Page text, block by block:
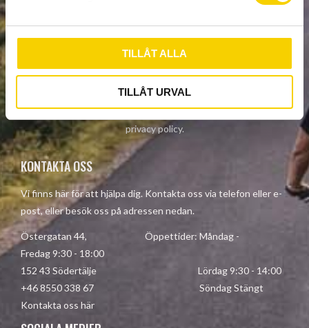
a
l
TILLÅT ALLA
TILLÅT URVAL
SUBSCRIBE
Your personal information is processed in accordance with our
privacy policy.
KONTAKTA OSS
Vi finns här för att hjälpa dig. Kontakta oss via telefon eller e-
post, eller besök oss på adressen nedan.
Östergatan 44, Öppettider: Måndag -
Fredag 9:30 - 18:00
152 43 Södertälje Lördag 9:30 - 14:00
+46 8550 338 67 Söndag Stängt
Kontakta oss här